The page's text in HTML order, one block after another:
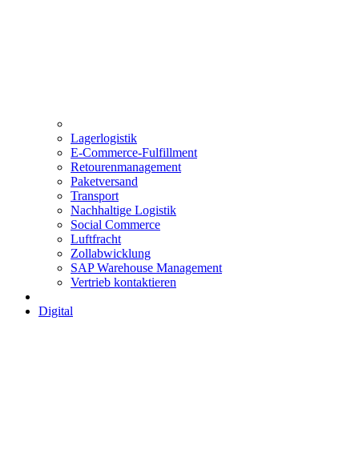
Lagerlogistik
E-Commerce-Fulfillment
Retourenmanagement
Paketversand
Transport
Nachhaltige Logistik
Social Commerce
Luftfracht
Zollabwicklung
SAP Warehouse Management
Vertrieb kontaktieren
Digital